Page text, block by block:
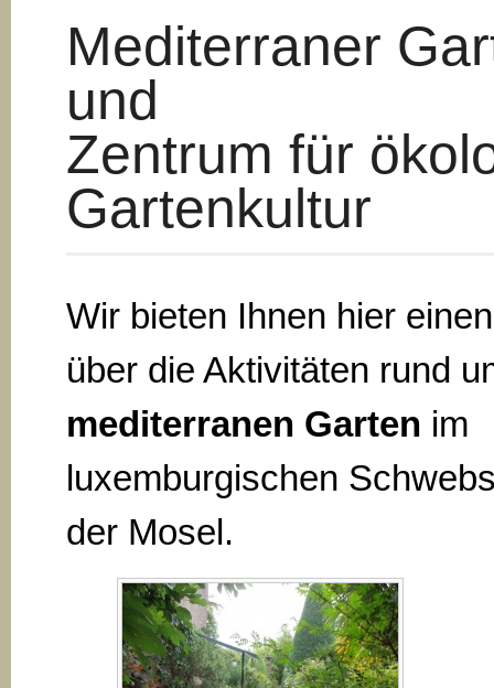
Mediterraner
und
Zentrum für
Gartenkultur
Wir bieten Ihnen hier
über die Aktivitäten rund
mediterranen Garten im
luxemburgischen
der Mosel.